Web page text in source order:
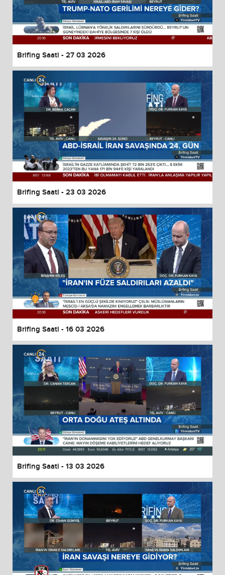
Brifing Saati - 27 03 2026
Brifing Saati - 23 03 2026
Brifing Saati - 16 03 2026
Brifing Saati - 13 03 2026